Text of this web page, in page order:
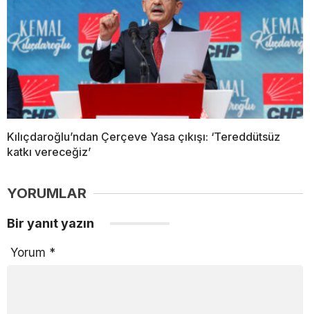
Kılıçdaroğlu’ndan Çerçeve Yasa çıkışı: ‘Tereddütsüz
katkı vereceğiz’
YORUMLAR
Bir yanıt yazın
Yorum *